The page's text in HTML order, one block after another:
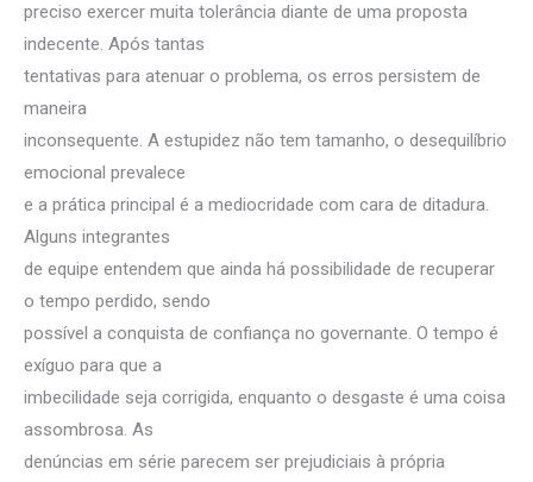
preciso exercer muita tolerância diante de uma proposta
indecente. Após tantas
tentativas para atenuar o problema, os erros persistem de
maneira
inconsequente. A estupidez não tem tamanho, o desequilíbrio
emocional prevalece
e a prática principal é a mediocridade com cara de ditadura.
Alguns integrantes
de equipe entendem que ainda há possibilidade de recuperar
o tempo perdido, sendo
possível a conquista de confiança no governante. O tempo é
exíguo para que a
imbecilidade seja corrigida, enquanto o desgaste é uma coisa
assombrosa. As
denúncias em série parecem ser prejudiciais à própria